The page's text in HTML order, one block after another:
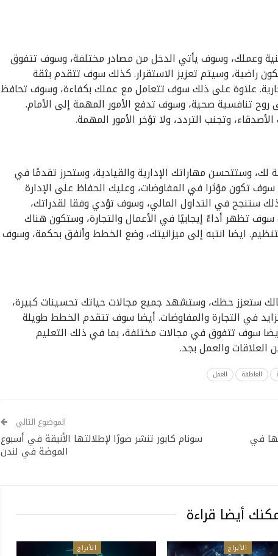
وعملك، وسوف يأتي الدخل من مصادر مختلفة، وسوف تتفوق
راضية، وسيتم تعزيز الاستقرار. كذلك سوف تتقدم بثقة
علاوة على ذلك سوف تتعامل مع عملك بكفاءة، وسوف تحافظ
روح تنافسية صحية، وسوف تدفع الأمور المهمة إلى الأمام.
وتجنب التردد، ولا تؤخر الأمور المهمة.
وستتحسن مهاراتك الإدارية والقيادية، وستحرز تقدمًا في
سوف تكون مؤثرا في المفاوضات، وعليك الحفاظ على الإدارة
ستنجح في التداول المالي، وسوف تؤدي وفقا لقدراتك،
تظهر أداءً إيجابيًا في الأعمال والتجارة، وستكون هناك
ايضا انتبه إلى ميزانيتك، وضع الخطط وأنفق بحكمة، وسوف
ستعزز حظك، وستشهد جميع مجالات حياتك تحسينات كبيرة،
في التجارة والمفاوضات. أيضا سوف تتقدم الخطط طويلة
سوف تتفوق في مجالات مختلفة، بما في ذلك التعليم
والعمل بجد.
العاطفة العمل
في
الموضوع التالي
سونام كابور تنشر صورًا لإطلالتها الأنيقة في أسبوع
الموضة في لندن
أيضا قراءة
الأبراج الأبراج